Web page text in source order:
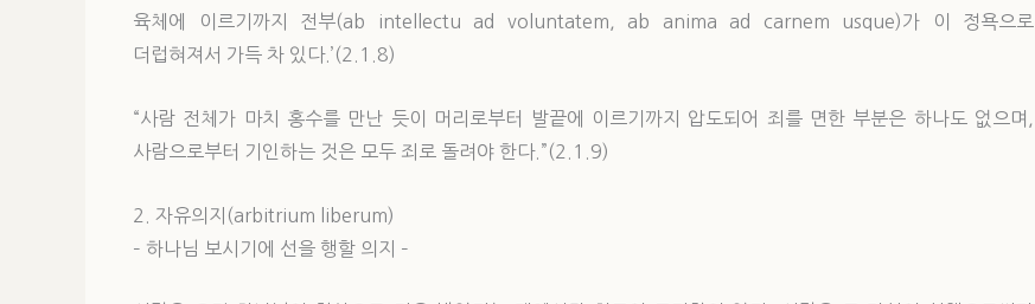
육체에 이르기까지 전부(ab intellectu ad voluntatem, ab anima ad carnem usque)가 이 정욕으로
더럽혀져서 가득 차 있다.’(2.1.8)
“사람 전체가 마치 홍수를 만난 듯이 머리로부터 발끝에 이르기까지 압도되어 죄를 면한 부분은 하나도 없으며,
사람으로부터 기인하는 것은 모두 죄로 돌려야 한다.”(2.1.9)
2. 자유의지(arbitrium liberum)
– 하나님 보시기에 선을 행할 의지 –